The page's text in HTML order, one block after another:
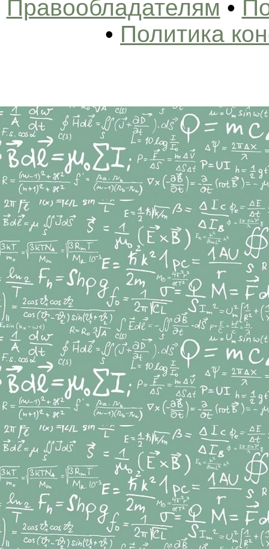
Правообладателям •
• Политика